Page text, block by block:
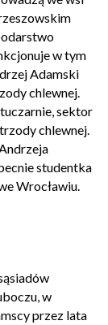
w tym
Adamski
chlewnej.
sektor
chlewnej.
studentka
Wrocławiu.
w
przez lata